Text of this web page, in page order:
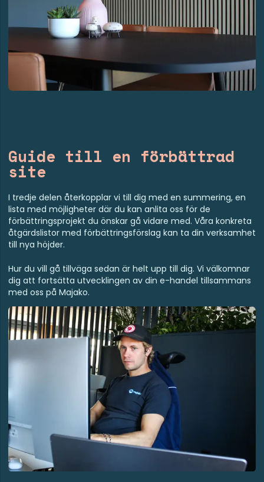
Guide till en förbättrad
site
I tredje delen återkopplar vi till dig med en summering, en
lista med möjligheter där du kan anlita oss för de
förbättringsprojekt du önskar gå vidare med. Våra konkreta
åtgärdslistor med förbättringsförslag kan ta din verksamhet
till nya höjder.
Hur du vill gå tillväga sedan är helt upp till dig. Vi välkomnar
dig att fortsätta utvecklingen av din e-handel tillsammans
med oss på Majako.